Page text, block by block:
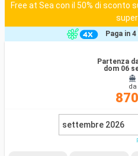
Partenza
dom 06
da
Paga in
Free at Sea con il 50% di sconto
settembre 2026